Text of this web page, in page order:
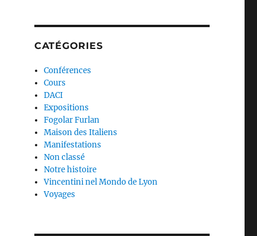
CATÉGORIES
Conférences
Cours
DACI
Expositions
Fogolar Furlan
Maison des Italiens
Manifestations
Non classé
Notre histoire
Vincentini nel Mondo de Lyon
Voyages